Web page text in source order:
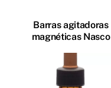
Barras agitadoras
magnéticas Nasco